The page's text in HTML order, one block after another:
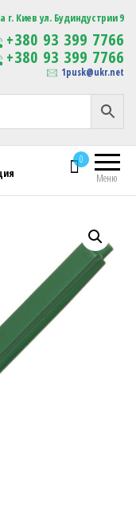
Изготовление
сувенирной продукции
с логотипом
г. Киев ул. Будиндустрии 9
+380 93 399 7766
+380 93 399 7766
1pusk@ukr.net
Меню
0